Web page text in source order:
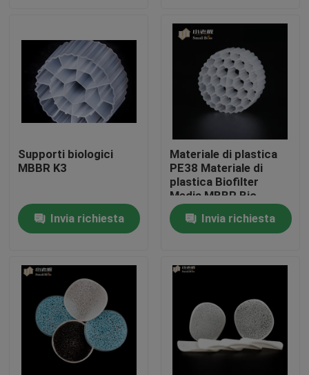
Circa noi
Giro della fabbrica
Controllo di qualità
blog
Richieda una citazione
Medi filtranti MBBR
Bio- media di MBBR
Supporti biologici
MBBR K3
Invia richiesta
Materiale di plastica
PE38 Materiale di
plastica Biofilter
Media MBBR Bio
Carrier per il
trattamento delle
acque reflue
Invia richiesta